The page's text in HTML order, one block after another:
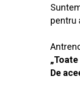
pentru
De